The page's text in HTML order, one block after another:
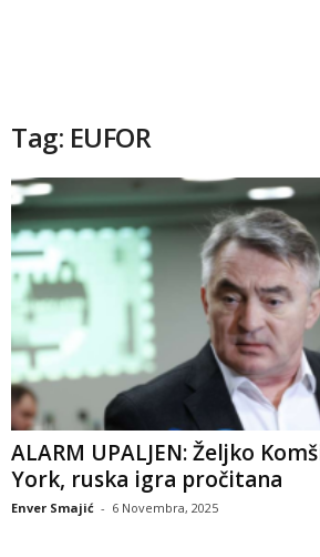
Tag: EUFOR
ALARM UPALJEN: Željko
York, ruska igra pročitana
Enver Smajić - 6 Novembra, 2025